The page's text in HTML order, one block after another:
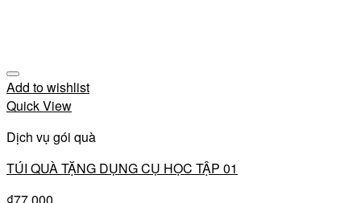
Add to wishlist
Quick View
Dịch vụ gói quà
TÚI QUÀ TẶNG DỤNG CỤ HỌC TẬP 01